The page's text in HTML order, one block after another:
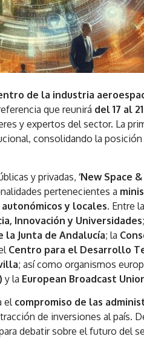
de la industria
que reunirá del 17 al
y expertos del sector. La
consolidando la posición
y privadas,‘New Space
pertenecientes a
y locales. Entre
Innovación y Universidades
la Junta de Andalucía; la
Centro para el Desarrollo
; así como organismos
y la European Broadcast
el compromiso de las
de inversiones al país.
debatir sobre el futuro del